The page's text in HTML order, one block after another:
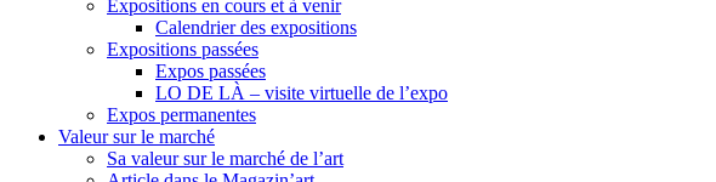
Expositions en cours et à venir
Calendrier des expositions
Expositions passées
Expos passées
LO DE LÀ – visite virtuelle de l’expo
Expos permanentes
Valeur sur le marché
Sa valeur sur le marché de l’art